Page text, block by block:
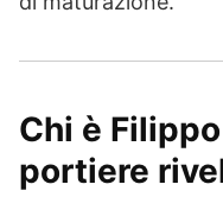
Chi è
portiere